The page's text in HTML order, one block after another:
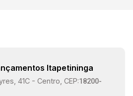
Itapetininga
41C - Centro, CEP:18200-